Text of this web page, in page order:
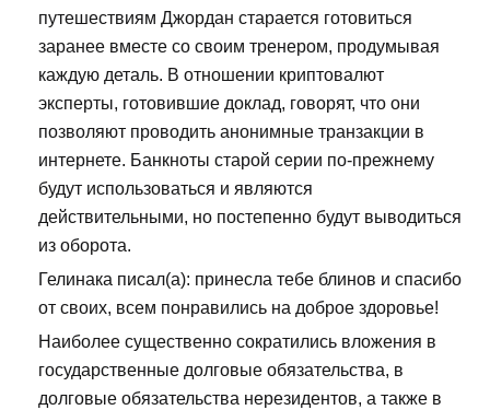
путешествиям Джордан старается готовиться
заранее вместе со своим тренером, продумывая
каждую деталь. В отношении криптовалют
эксперты, готовившие доклад, говорят, что они
позволяют проводить анонимные транзакции в
интернете. Банкноты старой серии по-прежнему
будут использоваться и являются
действительными, но постепенно будут выводиться
из оборота.
Гелинака писал(а): принесла тебе блинов и спасибо
от своих, всем понравились на доброе здоровье!
Наиболее существенно сократились вложения в
государственные долговые обязательства, в
долговые обязательства нерезидентов, а также в